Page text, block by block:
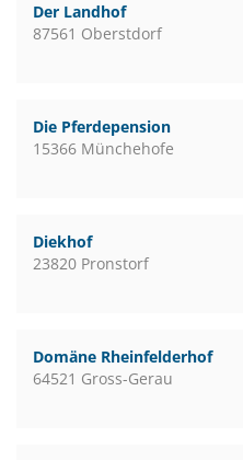
Der Landhof
87561 Oberstdorf
Die Pferdepension
15366 Münchehofe
Diekhof
23820 Pronstorf
Domäne Rheinfelderhof
64521 Gross-Gerau